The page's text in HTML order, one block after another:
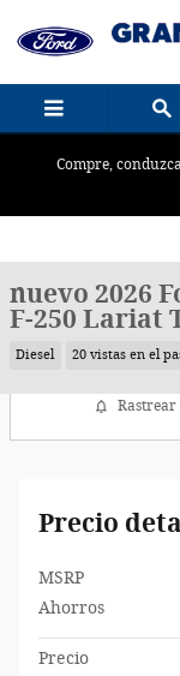
Compre,
New 2026 Ford Photo
nuevo 2026
F-250 Lariat
Diesel 20 vistas en el
Rastrear
Precio
MSRP
Ahorros
Precio